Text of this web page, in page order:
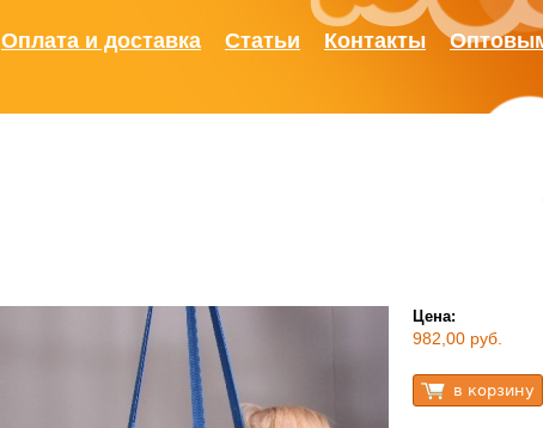
Оплата и доставка Статьи Контакты
Цена:
982,00 руб.